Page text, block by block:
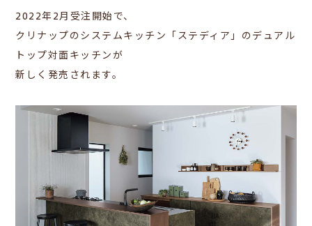
2022年2月受注開始で、
クリナップのシステムキッチン「ステディア」のデュアル
トップ対面キッチンが
新しく発売されます。